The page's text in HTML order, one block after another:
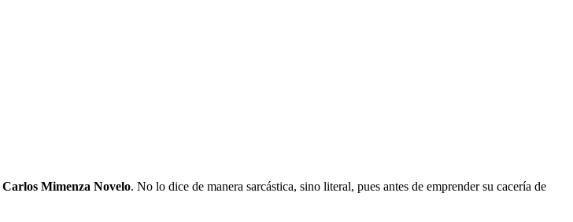
Carlos Mimenza Novelo. No lo dice de manera sarcástica, sino literal, pues antes de emprender su cacería de